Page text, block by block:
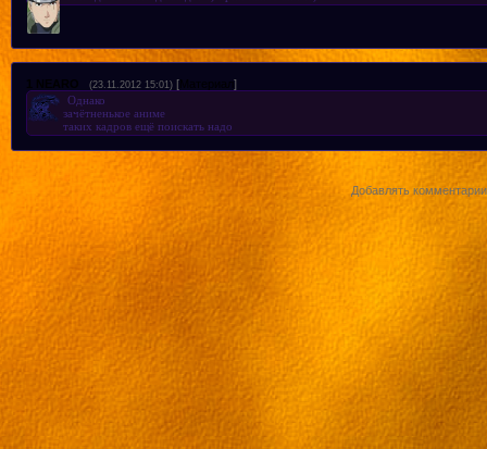
1 NEARO (23.11.2012 15:01) [Материал ]
Однако
зачётненькое аниме
таких кадров ещё поискать надо
Добавлять